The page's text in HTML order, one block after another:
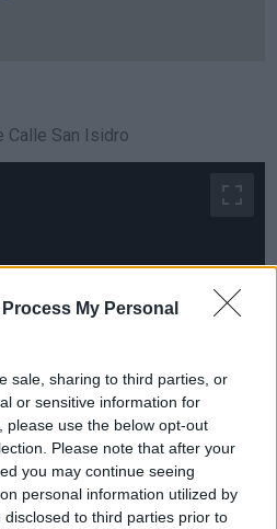
My Personal
sale, sharing to third parties, or
or sensitive information for
please use the below opt-out
Please note that after your
you may continue seeing
personal information utilized by
to third parties prior to
Calle San Isidro
subject to copyright Report a problem